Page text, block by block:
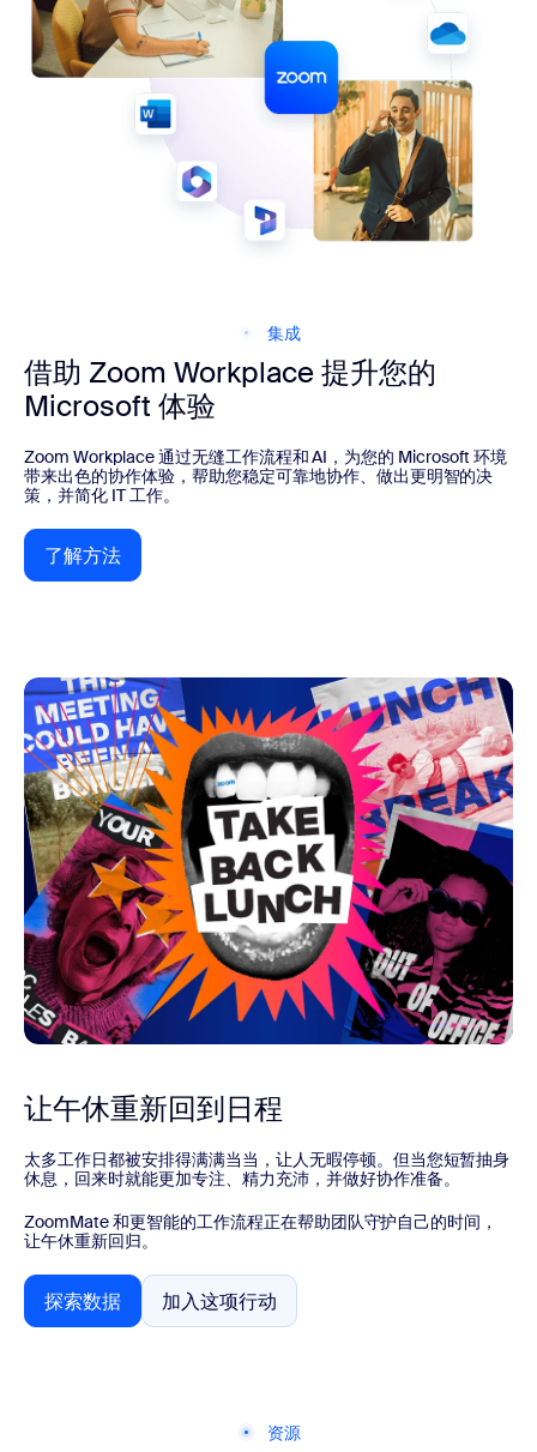
集成
借助 Zoom Workplace 提升您的
Microsoft 体验
Zoom Workplace 通过无缝工作流程和 AI，为您的 Microsoft 环境
带来出色的协作体验，帮助您稳定可靠地协作、做出更明智的决
策，并简化 IT 工作。
了解方法
了解方法
让午休重新回到日程
太多工作日都被安排得满满当当，让人无暇停顿。但当您短暂抽身
休息，回来时就能更加专注、精力充沛，并做好协作准备。
ZoomMate 和更智能的工作流程正在帮助团队守护自己的时间，
让午休重新回归。
探索数据
探索数据 加入这项行动
加入这项行动
资源